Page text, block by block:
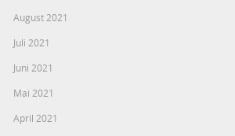
August 2021
Juli 2021
Juni 2021
Mai 2021
April 2021